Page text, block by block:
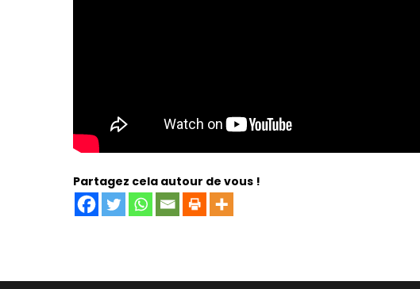
Partagez cela autour de vous !